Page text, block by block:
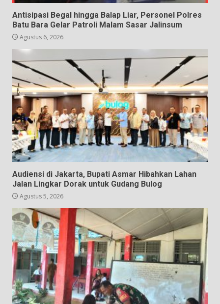
Antisipasi Begal hingga Balap Liar, Personel Polres
Batu Bara Gelar Patroli Malam Sasar Jalinsum
Agustus 6, 2026
Audiensi di Jakarta, Bupati Asmar Hibahkan Lahan
Jalan Lingkar Dorak untuk Gudang Bulog
Agustus 5, 2026